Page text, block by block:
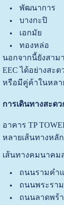
พัฒนาการ
บางกะปิ
เอกมัย
ทองหล่อ
นอกจากนี้ยังสา
EEC ได้อย่างสะ
หรือมีคู่ค้าในหล
การเดินทางสะด
อาคาร TP
หลายเส้นทางหลั
เส้นทางคมนาคม
ถนนรามคำ
ถนนพระรา
ถนนลาดพร้